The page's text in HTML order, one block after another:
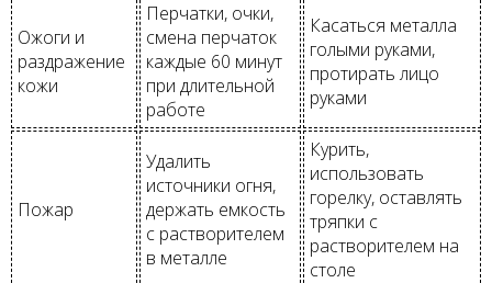
Ожоги и
раздражение
кожи
Перчатки, очки,
смена перчаток
каждые 60 минут
при длительной
работе
Касаться металла
голыми руками,
протирать лицо
руками
Пожар
Удалить
источники огня,
держать емкость
с растворителем
в металле
Курить,
использовать
горелку, оставлять
тряпки с
растворителем на
столе